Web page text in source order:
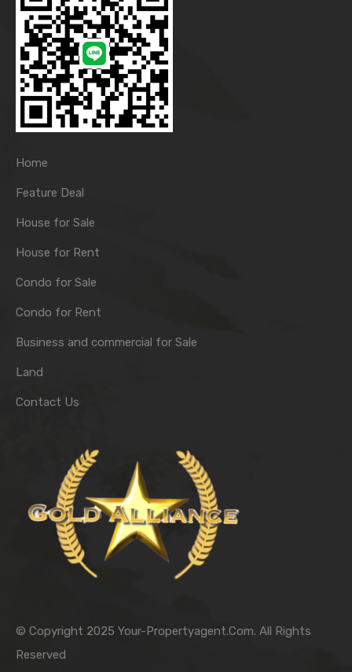
Home
Feature Deal
House for Sale
House for Rent
Condo for Sale
Condo for Rent
Business and commercial for Sale
Land
Contact Us
© Copyright 2025 Your-Propertyagent.Com. All Rights
Reserved